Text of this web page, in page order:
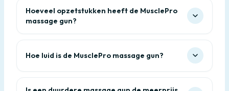
Hoeveel opzetstukken heeft de MusclePro
massage gun?
Hoe luid is de MusclePro massage gun?